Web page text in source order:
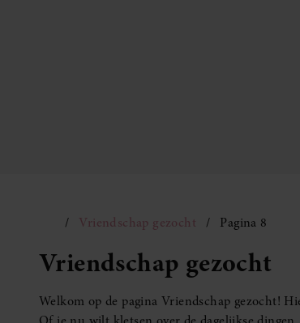
Vriendschap gezocht Pagina 8
Vriendschap gezocht
Welkom op de pagina Vriendschap gezocht!